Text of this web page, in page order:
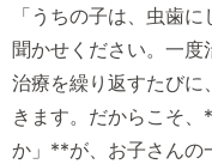
「うちの子は、虫歯
聞かせください。一度
治療を繰り返すたびに
きます。だからこそ
か」**が、お子さんの